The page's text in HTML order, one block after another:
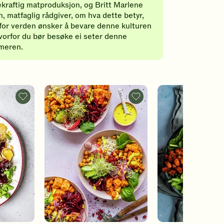
matproduksjon, og Britt Marlene
matfaglig rådgiver, om hva dette betyr,
verden ønsker å bevare denne kulturen
du bør besøke ei seter denne
Betesalat
med
bakt
chèvre
-
legg
til
favoritter
Buddha
bowl
-
legg
til
favoritter